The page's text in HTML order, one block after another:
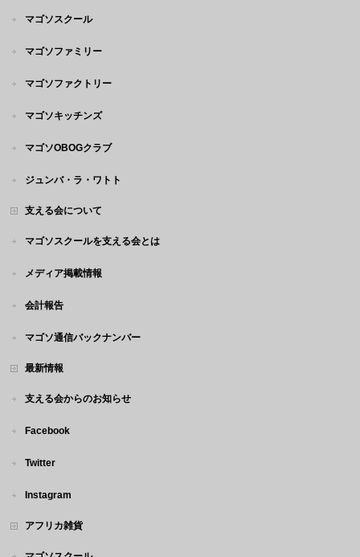
マゴソスクール
マゴソファミリー
マゴソファクトリー
マゴソキッチンズ
マゴソOBOGクラブ
ジュンバ・ラ・ワトト
支える会について
マゴソスクールを支える会とは
メディア掲載情報
会計報告
マゴソ通信バックナンバー
最新情報
支える会からのお知らせ
Facebook
Twitter
Instagram
アフリカ雑貨